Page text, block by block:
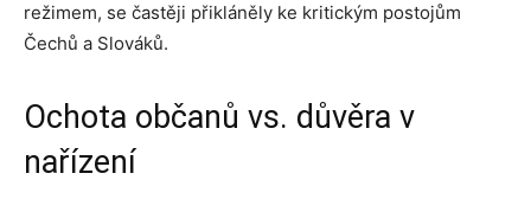
režimem, se častěji přikláněly ke kritickým postojům
Čechů a Slováků.
Ochota občanů vs. důvěra v
nařízení